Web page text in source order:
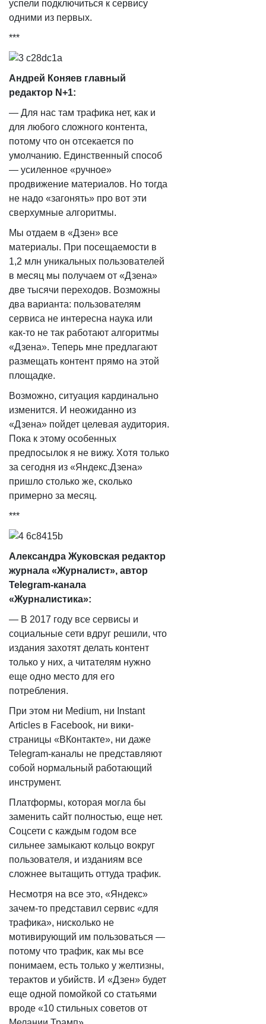
успели подключиться к сервису
одними из первых.
***
Андрей Коняев главный
редактор N+1:
— Для нас там трафика нет, как и
для любого сложного контента,
потому что он отсекается по
умолчанию. Единственный способ
— усиленное «ручное»
продвижение материалов. Но тогда
не надо «загонять» про вот эти
сверхумные алгоритмы.
​Мы отдаем в «Дзен» все
материалы. При посещаемости в
1,2 млн уникальных пользователей
в месяц мы получаем от «Дзена»
две тысячи переходов. Возможны
два варианта: пользователям
сервиса не интересна наука или
как-то не так работают алгоритмы
«Дзена». Теперь мне предлагают
размещать контент прямо на этой
площадке.
Возможно, ситуация кардинально
изменится. И неожиданно из
«Дзена» пойдет целевая аудитория.
Пока к этому особенных
предпосылок я не вижу. Хотя только
за сегодня из «Яндекс.Дзена»
пришло столько же, сколько
примерно за месяц.
***
Александра Жуковская редактор
журнала «Журналист», автор
Telegram-канала
«Журналистика»:
— В 2017 году все сервисы и
социальные сети вдруг решили, что
издания захотят делать контент
только у них, а читателям нужно
еще одно место для его
потребления.
При этом ни Medium, ни Instant
Articles в Facebook, ни вики-
страницы «ВКонтакте», ни даже
Telegram-каналы не представляют
собой нормальный работающий
инструмент.
Платформы, которая могла бы
заменить сайт полностью, еще нет.
Соцсети с каждым годом все
сильнее замыкают кольцо вокруг
пользователя, и изданиям все
сложнее вытащить оттуда трафик.
Несмотря на все это, «Яндекс»
зачем-то представил сервис «для
трафика», нисколько не
мотивирующий им пользоваться —
потому что трафик, как мы все
понимаем, есть только у желтизны,
терактов и убийств. И «Дзен» будет
еще одной помойкой со статьями
вроде «10 стильных советов от